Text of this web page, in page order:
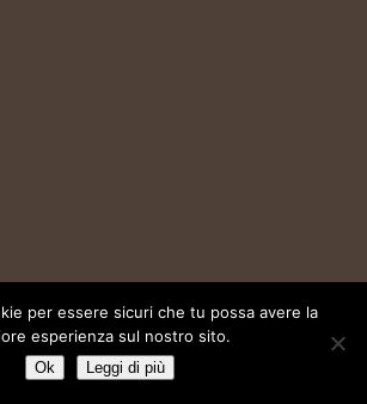
per essere sicuri che tu possa avere la
esperienza sul nostro sito.
Ok Leggi di più